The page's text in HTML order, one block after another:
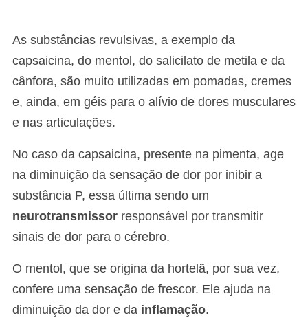
As substâncias revulsivas, a exemplo da
capsaicina, do mentol, do salicilato de metila e da
cânfora, são muito utilizadas em pomadas, cremes
e, ainda, em géis para o alívio de dores musculares
e nas articulações.
No caso da capsaicina, presente na pimenta, age
na diminuição da sensação de dor por inibir a
substância P, essa última sendo um
neurotransmissor responsável por transmitir
sinais de dor para o cérebro.
O mentol, que se origina da hortelã, por sua vez,
confere uma sensação de frescor. Ele ajuda na
diminuição da dor e da inflamação.